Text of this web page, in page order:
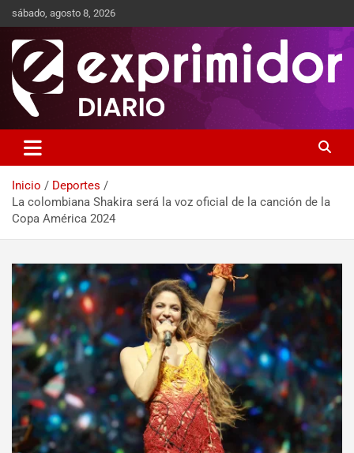
sábado, agosto 8, 2026
Exprimidor media
Inicio
Deportes
La colombiana Shakira será la voz oficial de la canción de la
Copa América 2024